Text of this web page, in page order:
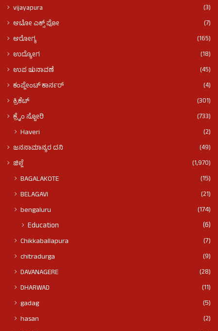
vijayapura
(3)
ಆಟೋ ಎಕ್ಸ್ ಪೋ
(7)
ಆರೋಗ್ಯ
(165)
ಉದ್ಯೋಗ
(18)
ಉಪ ಚುನಾವಣೆ
(45)
ಕಂಪ್ಲೇಂಟ್ ಕಾರ್ನರ್
(4)
ಕ್ರಿಕೆಟ್
(301)
ಕ್ರೈಂ ಸ್ಟೋರಿ
(733)
Haveri (2)
ಜನಸಾಮಾನ್ಯರ ದನಿ
(49)
ಜಿಲ್ಲೆ
(1,970)
BAGALAKOTE
(15)
BELAGAVI
(21)
bengaluru
(174)
Education (6)
Chikkaballapura
(7)
chitradurga
(9)
DAVANAGERE
(28)
DHARWAD
(11)
gadag
(5)
hasan
(2)